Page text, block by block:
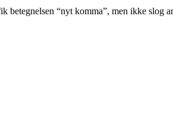
“nyt komma”, men ikke slog